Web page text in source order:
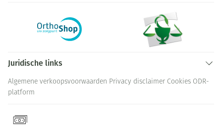
Juridische links
Algemene verkoopsvoorwaarden Privacy disclaimer Cookies ODR-
platform